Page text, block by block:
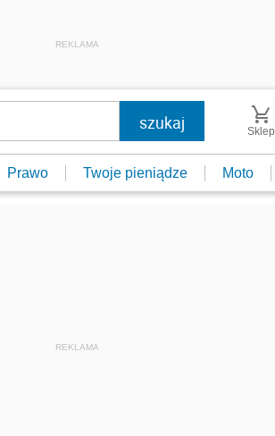
REKLAMA
Sklep
Prawo Twoje pieniądze Moto